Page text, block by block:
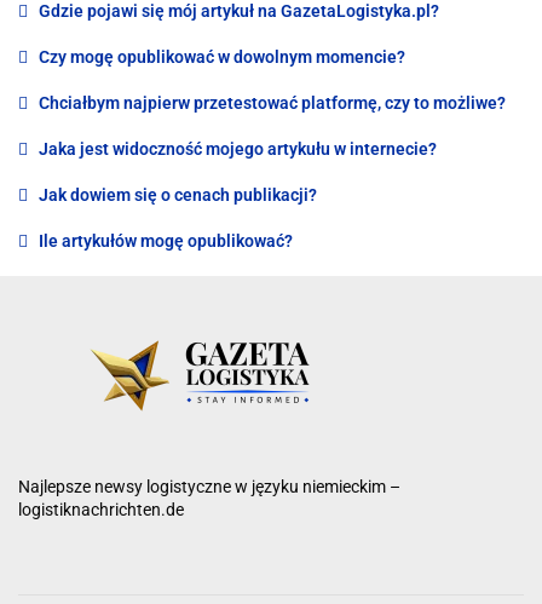
Gdzie pojawi się mój artykuł na GazetaLogistyka.pl?
Czy mogę opublikować w dowolnym momencie?
Chciałbym najpierw przetestować platformę, czy to możliwe?
Jaka jest widoczność mojego artykułu w internecie?
Jak dowiem się o cenach publikacji?
Ile artykułów mogę opublikować?
Najlepsze newsy logistyczne w języku niemieckim –
logistiknachrichten.de